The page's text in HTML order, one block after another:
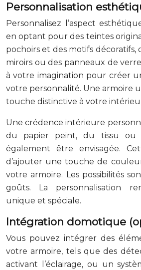
Personnalisation
Personnalisez l’aspect
en optant pour des teintes
pochoirs et des motifs
miroirs ou des panneaux de
à votre imagination pour créer
votre personnalité. Une armoire
touche distinctive à votre
Une crédence intérieure
du papier peint, du tissu ou
également être envisagée.
d’ajouter une touche de
votre armoire. Les possibilités
goûts. La personnalisation
unique et spéciale.
Intégration domotique
Vous pouvez intégrer des
votre armoire, tels que des
activant l’éclairage, ou un